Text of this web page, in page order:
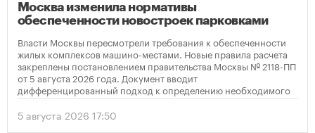
Москва изменила нормативы
обеспеченности новостроек парковками
Власти Москвы пересмотрели требования к обеспеченности
жилых комплексов машино-местами. Новые правила расчета
закреплены постановлением правительства Москвы № 2118-ПП
от 5 августа 2026 года. Документ вводит
дифференцированный подход к определению необходимого
количества парковок в зависимости от площади квартир и
устанавливает переходный период для уже согласованных
проектов.
5 августа 2026 17:50